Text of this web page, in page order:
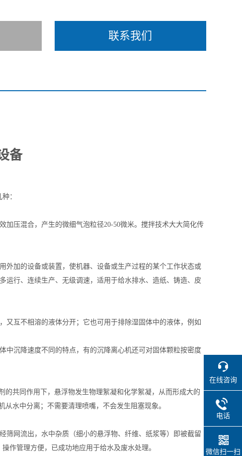
联系我们
备
：
压混合，产生的微细气泡粒径20-50微米。搅拌技术大大简化传
外加的设备或装置，使机器、设备或生产过程的某个工作状态或
运行、连续生产、无级调速，适用于给水排水、造纸、铸造、皮
又互不相溶的液体分开；它也可用于排除湿固体中的液体，例如
中沉降速度不同的特点，有的沉降离心机还可对固体颗粒按密度
的共同作用下，悬浮物发生物理絮凝和化学絮凝，从而形成大的
水中分离；不需要清理喷嘴，不会发生阻塞现象。
筛网流出，水中杂质（细小的悬浮物、纤维、纸浆等）即被截留
作管理方便，已成功地应用于给水及废水处理。
在线咨询
电话
微信扫一扫